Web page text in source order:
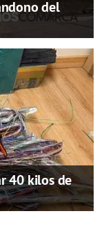
del
40 kilos de